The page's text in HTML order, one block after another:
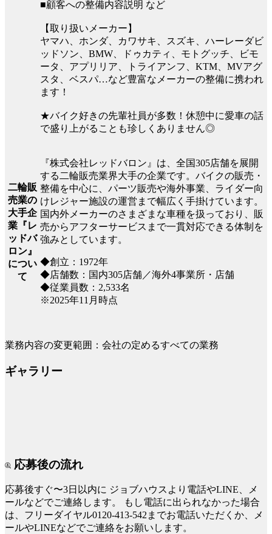
■顧客への整備内容説明 など
【取り扱いメーカー】
ヤマハ、ホンダ、カワサキ、スズキ、ハーレーダビ
ッドソン、BMW、ドゥカティ、モトグッチ、ビモ
ータ、アプリリア、トライアンフ、KTM、MVアグ
スタ、ベスパ…など豊富なメーカーの整備に携われ
ます！
★バイク好きの先輩社員が多数！休憩中に愛車の話
で盛り上がることも珍しくありません◎
二輪販
売業の
大手企
業『レ
ッドバ
ロン』
につい
て
『株式会社レッドバロン』は、全国305店舗を展開
する二輪販売業界大手の企業です。バイクの販売・
整備を中心に、パーツ販売や海外事業、ライダー向
けレジャー施設の運営まで幅広く手掛けています。
国内外メーカーのさまざまな車種を扱っており、販
売からアフターサービスまで一貫対応できる体制を
強みとしています。
◆創立：1972年
◆店舗数：国内305店舗／海外4事業所・店舗
◆従業員数：2,533名
※2025年11月時点
業務内容の変更範囲：会社の定めるすべての業務
ギャラリー
応募後の流れ
応募後すぐ〜3日以内に ジョブハウスより電話やLINE、メ
ールなどでご連絡します。
もし電話に出られなかった場合
は、フリーダイヤル0120-413-542までお電話いただくか、メ
ールやLINEなどでご連絡をお願いします。